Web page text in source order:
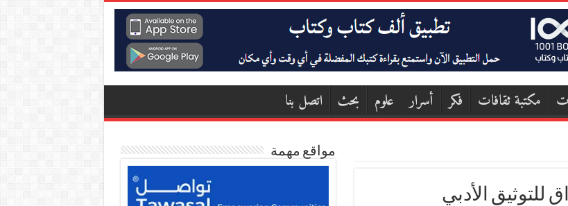
مكتبة ثقافات فكر أسرار علوم بحث اتصل بنا
للتوثيق الأدبي
مواقع مهمة